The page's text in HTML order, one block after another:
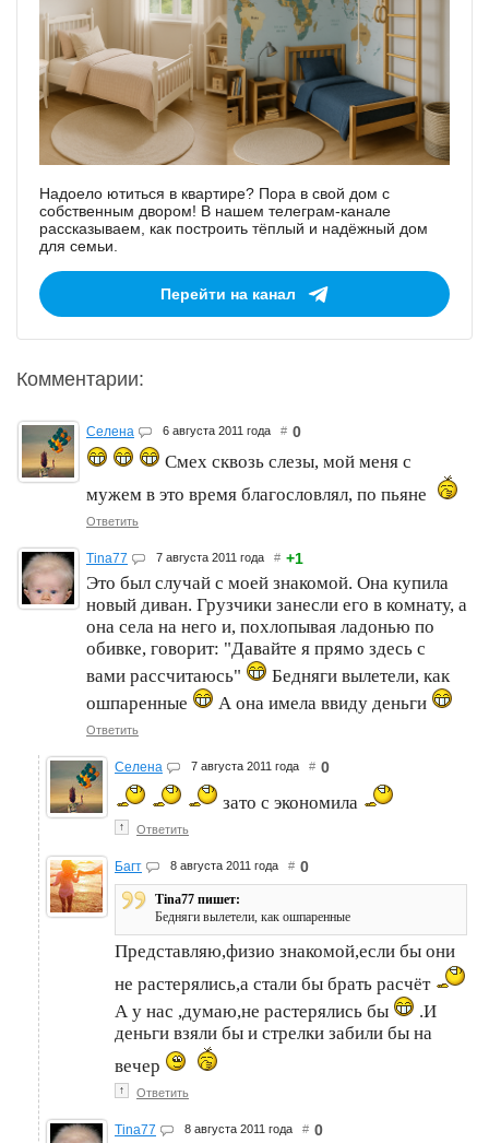
Надоело ютиться в квартире? Пора в свой дом с
собственным двором! В нашем телеграм-канале
рассказываем, как построить тёплый и надёжный дом
для семьи.
Перейти на канал
Комментарии:
Селена 6 августа 2011 года # 0
Смех сквозь слезы, мой меня с
мужем в это время благословлял, по пьяне
Ответить
Tina77 7 августа 2011 года # +1
Это был случай с моей знакомой. Она купила
новый диван. Грузчики занесли его в комнату, а
она села на него и, похлопывая ладонью по
обивке, говорит: "Давайте я прямо здесь с
вами рассчитаюсь"
Бедняги вылетели, как
ошпаренные
А она имела ввиду деньги
Ответить
Селена 7 августа 2011 года # 0
зато с экономила
↑ Ответить
Багт 8 августа 2011 года # 0
Tina77 пишет:
Бедняги вылетели, как ошпаренные
Представляю,физио знакомой,если бы они
не растерялись,а стали бы брать расчёт
А у нас ,думаю,не растерялись бы
.И
деньги взяли бы и стрелки забили бы на
вечер
↑ Ответить
Tina77 8 августа 2011 года # 0